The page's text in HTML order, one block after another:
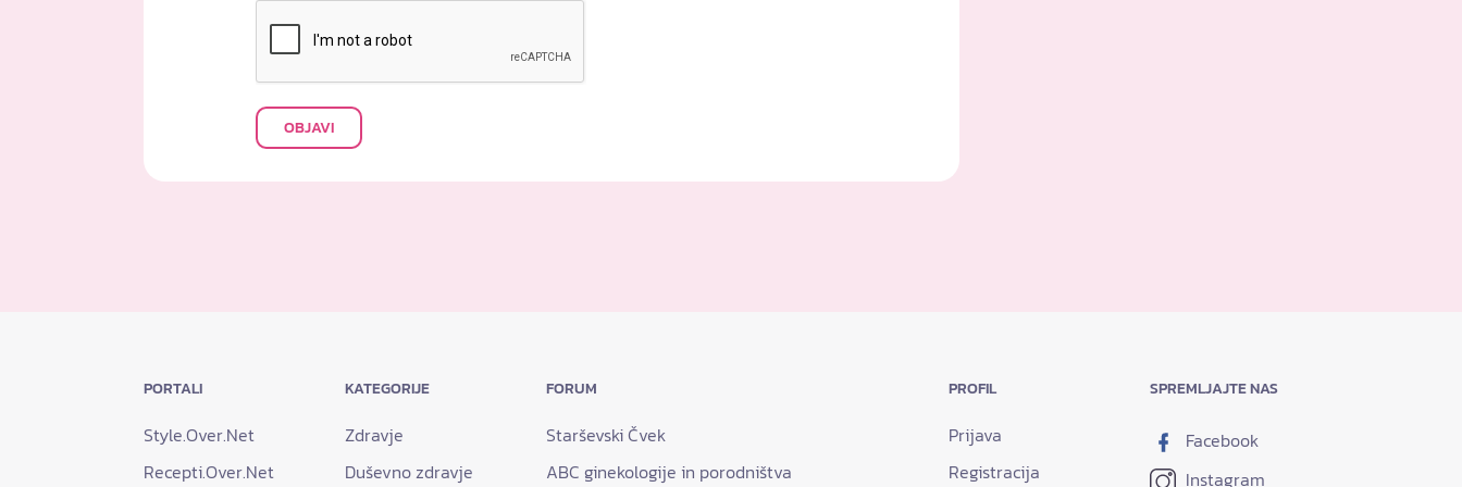
OBJAVI
PORTALI
Style.Over.Net
Recepti.Over.Net
KATEGORIJE
Zdravje
Duševno zdravje
FORUM
Starševski Čvek
ABC ginekologije in porodništva
PROFIL
Prijava
Registracija
SPREMLJAJTE NAS
Facebook
Instagram